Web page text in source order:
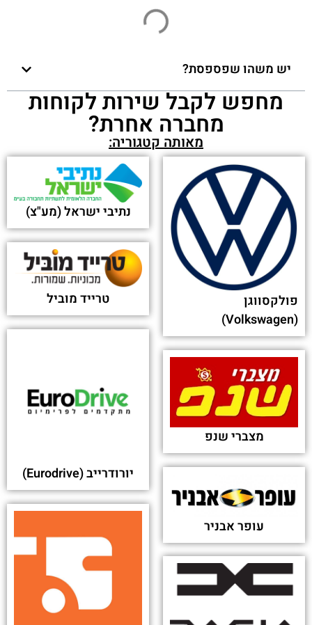
"הגיע הזמן": עובדי חברת בת של לובינסקי התאגדו
פורסם בתאריך 17-01-2024
לובינסקי בהודעה דרמטית: זה מה שיקרה למחירים
פורסם בתאריך 04-12-2023
בזמן שכולם מעלים מחירים, יבואנית MG מפרסמת
מחירון חדש ומוזל - wheel.co.il
פורסם בתאריך 03-12-2023
הישג ללובינסקי: זכתה בפרס האוסקר של התוכן
השיווקי בעולם - ice (אייס)
פורסם בתאריך 30-11-2023
קריאה לתיקון (Recall) לרכבי פיג'ו וסיטרואן - אוטו
פורסם בתאריך 15-11-2023
מנכ"ל לובינסקי בראיון מיוחד: "להזמין היום רכב קל
כמו להזמין פיצה" - ice.co.il
פורסם בתאריך 09-11-2023
האוניברסיטה העברית העניקה תואר דוקטור לשם כבוד
לבעלי קבוצת לובינסקי - ice (אייס)
שוק המשומשים: מתמודדים עם ביקוש גדל ומצפים
לחשמל - ynet ידיעות אחרונות
"יש כבר שוק יד שנייה של מכוניות חשמליות" -
כלכליסט
פורסם בתאריך 12-04-2021
פרסומת השבוע: לובינסקי טרייד & ליס - "ימים